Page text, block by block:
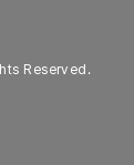
Reserved.